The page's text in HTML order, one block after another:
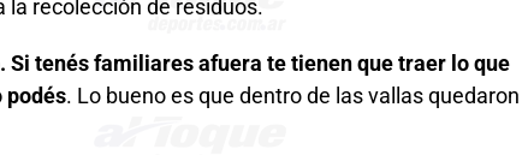
recolección de residuos.
Si tenés familiares afuera te tienen que traer lo que
podés. Lo bueno es que dentro de las vallas quedaron